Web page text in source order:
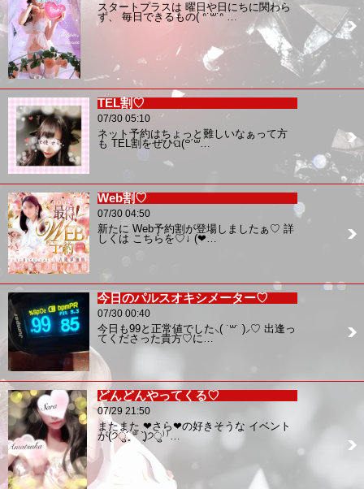
スタートプラスは 曜日や日にちに関わら
ず、 毎日できるもの( ᐢ˙꒳​˙ᐢ …
TEL割♡
07/30 05:10
ネット予約はちょっと難しいなぁって方
も TEL割をぜひପ(꒪ˊ꒳…
Web割♡
07/30 04:50
新たに Web予約割が登場しましたぁ♡ 詳
しくは こちらを♡↓ (❤…
今日のパルスオキシメーター♡
07/30 00:40
今日も99と正常値でした⸜( ˙꒳˙ )⸝♡ 出逢っ
てくださった貴方♡に…
どんどんやってくる♡
07/29 21:50
またまた ❤︎さら❤︎の好きそうな イベント
が(੭ु´͈ ᐜ `͈)੭ु⁾⁾…